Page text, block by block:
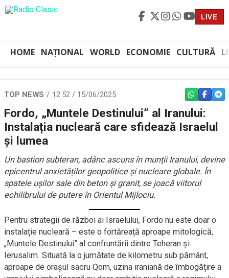
LIVE
HOME NAȚIONAL WORLD ECONOMIE CULTURĂ
TOP NEWS 12:52 / 15/06/2025 WHATSAPP
Fordo, „Muntele Destinului” al Iranului:
Instalația nucleară care sfidează Israelul
și lumea
Un bastion subteran, adânc ascuns în munții Iranului, devine
epicentrul anxietăților geopolitice și nucleare globale. În
spatele ușilor sale din beton și granit, se joacă viitorul
echilibrului de putere în Orientul Mijlociu.
Pentru strategii de război ai Israelului, Fordo nu este doar o
instalație nucleară – este o fortăreață aproape mitologică,
„Muntele Destinului” al confruntării dintre Teheran și
Ierusalim. Situată la o jumătate de kilometru sub pământ,
aproape de orașul sacru Qom, uzina iraniană de îmbogățire a